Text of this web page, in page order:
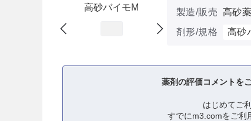
高砂バイモM
製造/販売 高砂
剤形/規格
高砂
薬剤の評価コメントを
はじめてご
すでにm3.comをご利